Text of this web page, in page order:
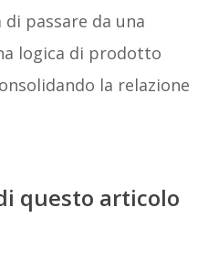
passare da una
logica di prodotto
la relazione
questo articolo